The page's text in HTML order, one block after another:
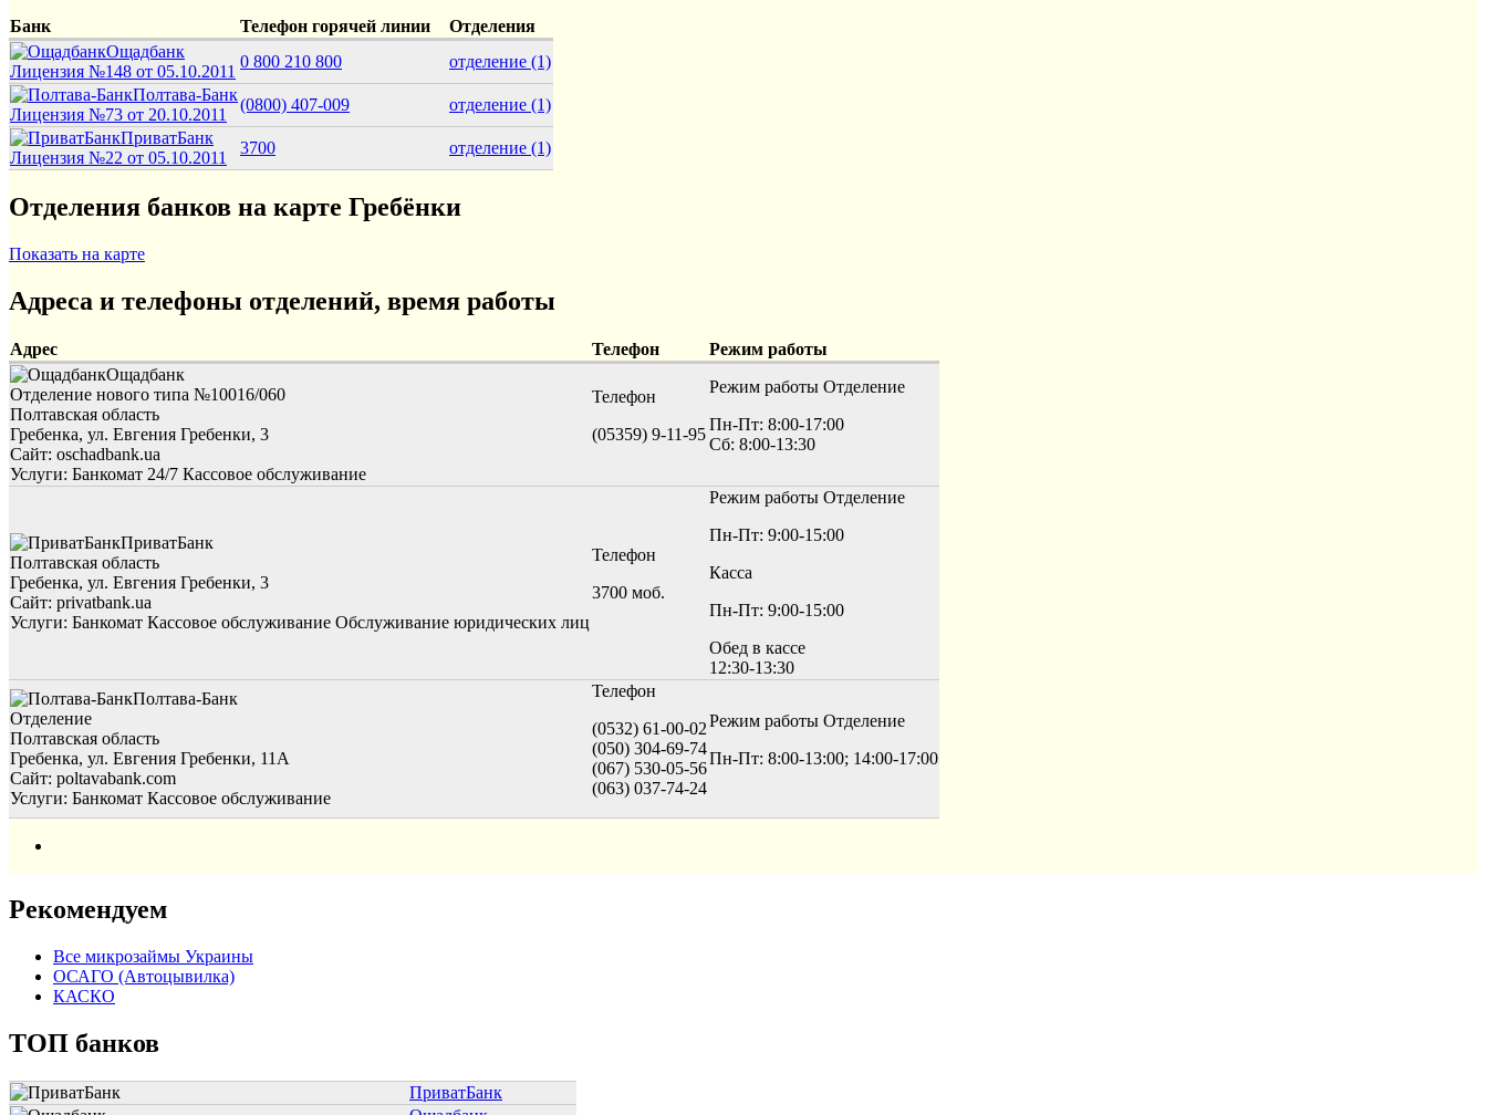
Банк Телефон горячей линии
Отделения
Ощадбанк
Лицензия №148 от 05.10.2011
0 800 210 800 отделение (1)
Полтава-Банк
Лицензия №73 от 20.10.2011
(0800) 407-009 отделение (1)
ПриватБанк
Лицензия №22 от 05.10.2011
3700 отделение (1)
Отделения банков на карте Гребёнки
Показать на карте
Адреса и телефоны отделений, время работы
Адрес Телефон
Режим работы
Ощадбанк
Отделение нового типа №10016/060
Полтавская область
Гребенка, ул. Евгения Гребенки, 3
Сайт: oschadbank.ua
Услуги: Банкомат 24/7 Кассовое обслуживание
Телефон
(05359) 9-11-95
Режим работы Отделение
Пн-Пт: 8:00-17:00
Сб: 8:00-13:30
ПриватБанк
Полтавская область
Гребенка, ул. Евгения Гребенки, 3
Сайт: privatbank.ua
Услуги: Банкомат Кассовое обслуживание Обслуживание юридических лиц
Телефон
3700 моб.
Режим работы Отделение
Пн-Пт: 9:00-15:00
Касса
Пн-Пт: 9:00-15:00
Обед в кассе
12:30-13:30
Полтава-Банк
Отделение
Полтавская область
Гребенка, ул. Евгения Гребенки, 11А
Сайт: poltavabank.com
Услуги: Банкомат Кассовое обслуживание
Телефон
(0532) 61-00-02
(050) 304-69-74
(067) 530-05-56
(063) 037-74-24
Режим работы Отделение
Пн-Пт: 8:00-13:00; 14:00-17:00
Рекомендуем
Все микрозаймы Украины
ОСАГО (Автоцывилка)
КАСКО
ТОП банков
ПриватБанк